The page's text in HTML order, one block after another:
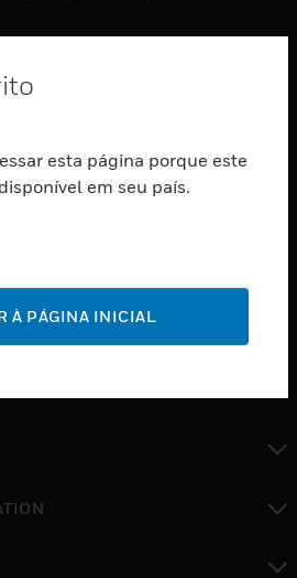
ASSINAR
esta página porque este
em seu país.
À PÁGINA INICIAL